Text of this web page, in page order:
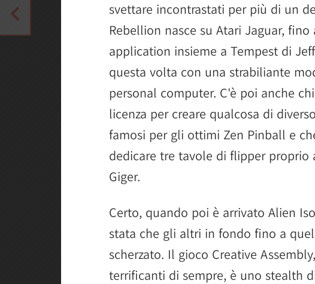
svettare incontrastati per più di un
Rebellion nasce su Atari Jaguar,
application insieme a Tempest di
questa volta con una strabiliante
personal computer. C'è poi anche
licenza per creare qualcosa di
famosi per gli ottimi Zen Pinball e
dedicare tre tavole di flipper proprio
Giger.
Certo, quando poi è arrivato Alien
stata che gli altri in fondo fino a
scherzato. Il gioco Creative
terrificanti di sempre, è uno stealth